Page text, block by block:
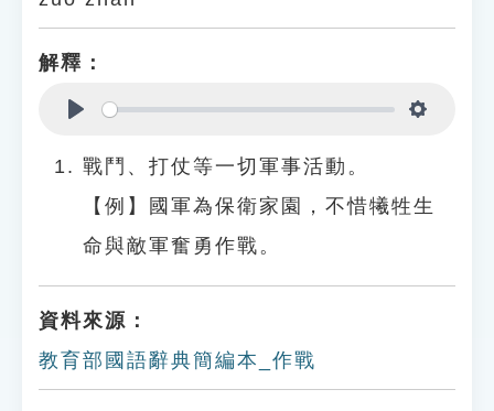
解釋：
戰鬥、打仗等一切軍事活動。
【例】國軍為保衛家園，不惜犧牲生
命與敵軍奮勇作戰。
資料來源：
教育部國語辭典簡編本_作戰